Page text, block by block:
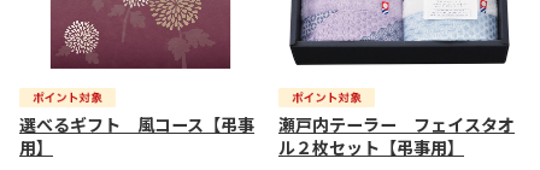
選べるギフト 風コース【弔事
用】
瀬戸内テーラー フェイスタオ
ル２枚セット【弔事用】